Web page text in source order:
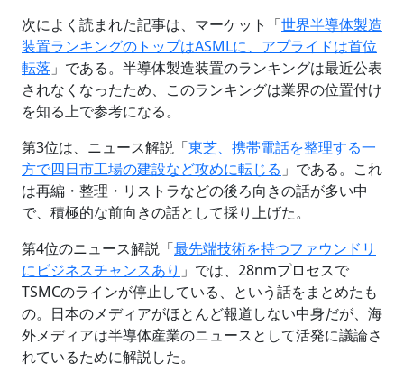
次によく読まれた記事は、マーケット「世界半導体製造
装置ランキングのトップはASMLに、アプライドは首位
転落」である。半導体製造装置のランキングは最近公表
されなくなったため、このランキングは業界の位置付け
を知る上で参考になる。
第3位は、ニュース解説「東芝、携帯電話を整理する一
方で四日市工場の建設など攻めに転じる」である。これ
は再編・整理・リストラなどの後ろ向きの話が多い中
で、積極的な前向きの話として採り上げた。
第4位のニュース解説「最先端技術を持つファウンドリ
にビジネスチャンスあり 」では、28nmプロセスで
TSMCのラインが停止している、という話をまとめたも
の。日本のメディアがほとんど報道しない中身だが、海
外メディアは半導体産業のニュースとして活発に議論さ
れているために解説した。